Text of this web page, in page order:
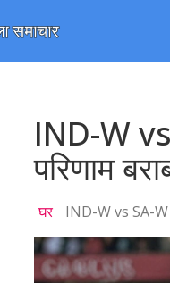
IND-W
परिणाम
घर IND-W vs SA-W